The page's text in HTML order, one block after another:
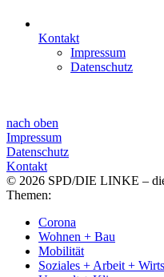
Kontakt
Impressum
Datenschutz
nach oben
Impressum
Datenschutz
Kontakt
© 2026 SPD/DIE LINKE –
Themen:
Corona
Wohnen + Bau
Mobilität
Soziales + Arbeit +